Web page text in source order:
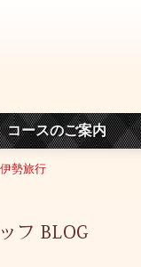
コースのご案内
伊勢旅行